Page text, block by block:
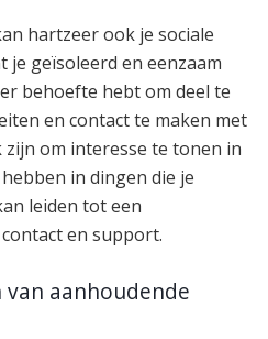
hartzeer ook je sociale
je geïsoleerd en eenzaam
behoefte hebt om deel te
en contact te maken met
om interesse te tonen in
in dingen die je
leiden tot een
en support.
van aanhoudende